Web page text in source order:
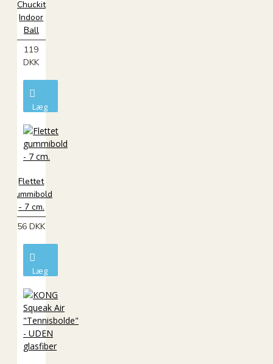
Chuckit
Indoor
Ball
119
DKK
Læg
kurv
Flettet
gummibold
- 7 cm.
56 DKK
Læg
kurv